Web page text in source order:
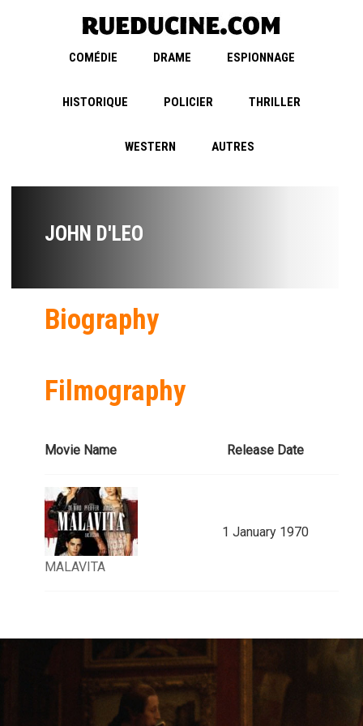
COMÉDIE DRAME ESPIONNAGE
HISTORIQUE POLICIER THRILLER
WESTERN AUTRES
JOHN D'LEO
Biography
Filmography
Movie Name Release Date
MALAVITA
1 January 1970